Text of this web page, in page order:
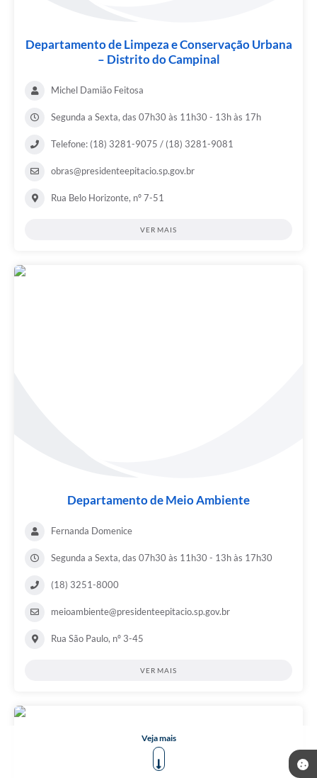
Departamento de Limpeza e Conservação Urbana
– Distrito do Campinal
Michel Damião Feitosa
Segunda a Sexta, das 07h30 às 11h30 - 13h às 17h
Telefone: (18) 3281-9075 / (18) 3281-9081
obras@presidenteepitacio.sp.gov.br
Rua Belo Horizonte, nº 7-51
VER MAIS
Departamento de Meio Ambiente
Fernanda Domenice
Segunda a Sexta, das 07h30 às 11h30 - 13h às 17h30
(18) 3251-8000
meioambiente@presidenteepitacio.sp.gov.br
Rua São Paulo, nº 3-45
VER MAIS
Veja mais